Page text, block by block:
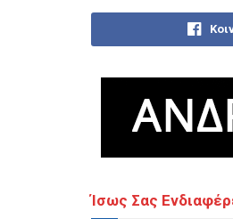
Ίσως Σας